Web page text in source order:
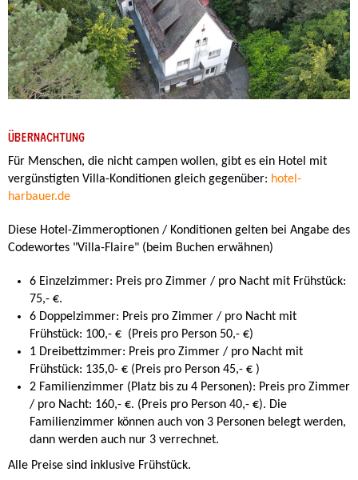
ÜBERNACHTUNG
Für Menschen, die nicht campen wollen, gibt es ein Hotel mit
vergünstigten Villa-Konditionen gleich gegenüber: hotel-
harbauer.de
Diese Hotel-Zimmeroptionen / Konditionen gelten bei Angabe des
Codewortes "Villa-Flaire" (beim Buchen erwähnen)
6 Einzelzimmer: Preis pro Zimmer / pro Nacht mit Frühstück:
75,- €.
6 Doppelzimmer: Preis pro Zimmer / pro Nacht mit
Frühstück: 100,- € (Preis pro Person 50,- €)
1 Dreibettzimmer: Preis pro Zimmer / pro Nacht mit
Frühstück: 135,0- € (Preis pro Person 45,- € )
2 Familienzimmer (Platz bis zu 4 Personen): Preis pro Zimmer
/ pro Nacht: 160,- €. (Preis pro Person 40,- €). Die
Familienzimmer können auch von 3 Personen belegt werden,
dann werden auch nur 3 verrechnet.
Alle Preise sind inklusive Frühstück.